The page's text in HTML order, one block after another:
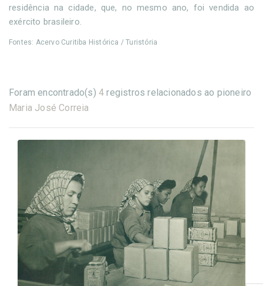
residência na cidade, que, no mesmo ano, foi vendida ao
exército brasileiro.
Fontes: Acervo Curitiba Histórica / Turistória
Foram encontrado(s) 4 registros relacionados ao pioneiro
Maria José Correia